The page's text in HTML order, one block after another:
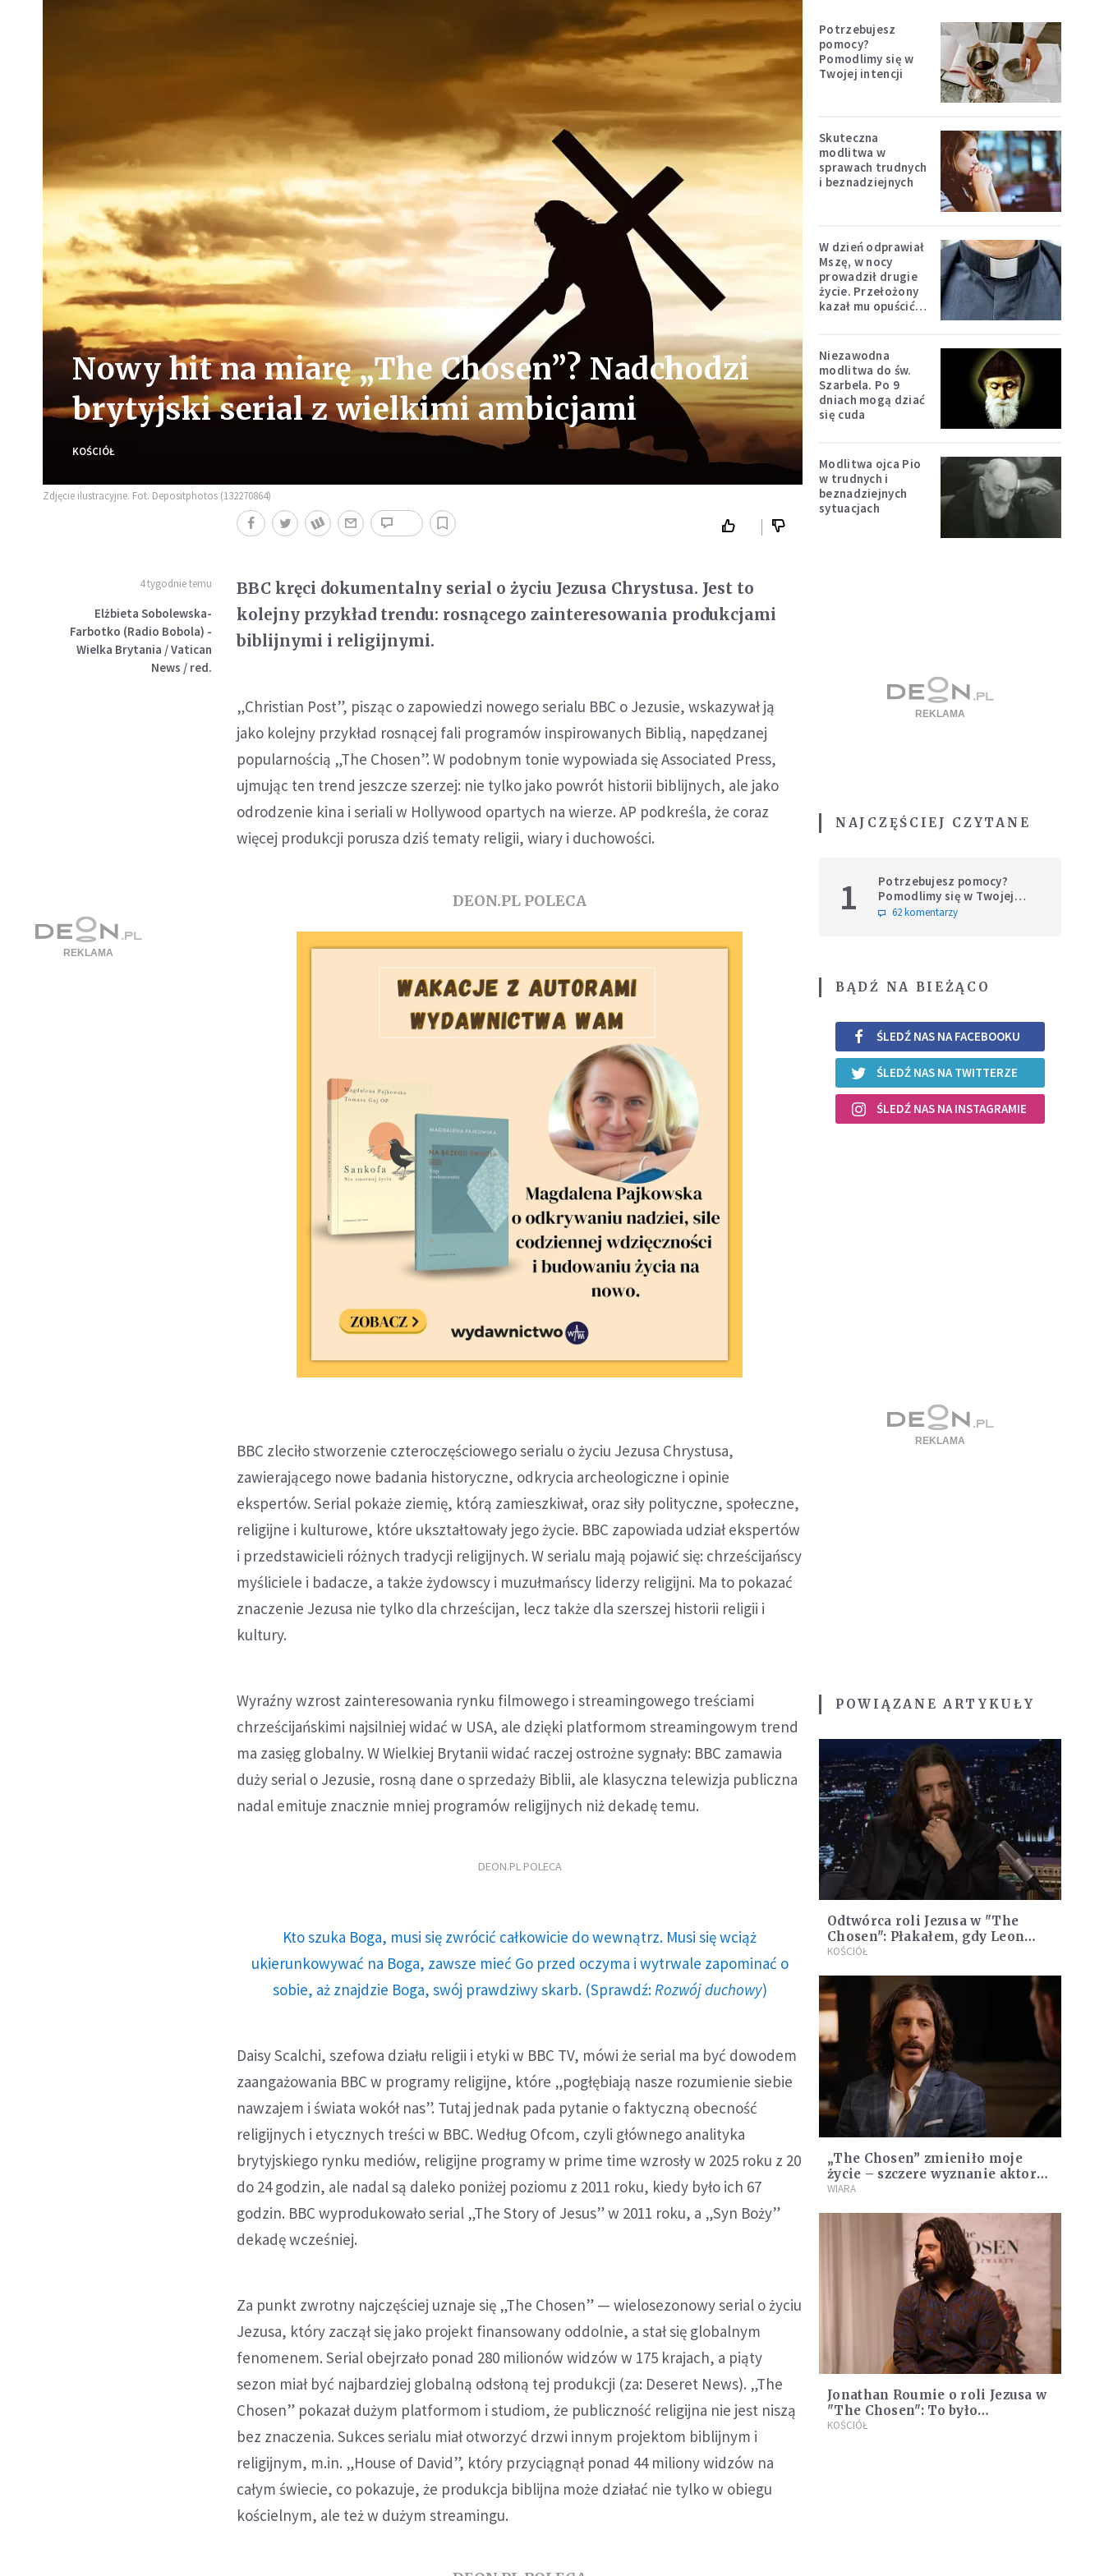
Nowy hit na miarę „The Chosen”? Nadchodzi
brytyjski serial z wielkimi ambicjami
KOŚCIÓŁ
Zdjęcie ilustracyjne. Fot. Depositphotos (132270864)
4 tygodnie temu
Elżbieta Sobolewska-
Farbotko (Radio Bobola) -
Wielka Brytania / Vatican
News / red.
BBC kręci dokumentalny serial o życiu Jezusa Chrystusa. Jest to
kolejny przykład trendu: rosnącego zainteresowania produkcjami
biblijnymi i religijnymi.
„Christian Post”, pisząc o zapowiedzi nowego serialu BBC o Jezusie, wskazywał ją
jako kolejny przykład rosnącej fali programów inspirowanych Biblią, napędzanej
popularnością „The Chosen”. W podobnym tonie wypowiada się Associated Press,
ujmując ten trend jeszcze szerzej: nie tylko jako powrót historii biblijnych, ale jako
odrodzenie kina i seriali w Hollywood opartych na wierze. AP podkreśla, że coraz
więcej produkcji porusza dziś tematy religii, wiary i duchowości.
DEON.PL POLECA
BBC zleciło stworzenie czteroczęściowego serialu o życiu Jezusa Chrystusa,
zawierającego nowe badania historyczne, odkrycia archeologiczne i opinie
ekspertów. Serial pokaże ziemię, którą zamieszkiwał, oraz siły polityczne, społeczne,
religijne i kulturowe, które ukształtowały jego życie. BBC zapowiada udział ekspertów
i przedstawicieli różnych tradycji religijnych. W serialu mają pojawić się: chrześcijańscy
myśliciele i badacze, a także żydowscy i muzułmańscy liderzy religijni. Ma to pokazać
znaczenie Jezusa nie tylko dla chrześcijan, lecz także dla szerszej historii religii i
kultury.
Wyraźny wzrost zainteresowania rynku filmowego i streamingowego treściami
chrześcijańskimi najsilniej widać w USA, ale dzięki platformom streamingowym trend
ma zasięg globalny. W Wielkiej Brytanii widać raczej ostrożne sygnały: BBC zamawia
duży serial o Jezusie, rosną dane o sprzedaży Biblii, ale klasyczna telewizja publiczna
nadal emituje znacznie mniej programów religijnych niż dekadę temu.
DEON.PL POLECA
Kto szuka Boga, musi się zwrócić całkowicie do wewnątrz. Musi się wciąż
ukierunkowywać na Boga, zawsze mieć Go przed oczyma i wytrwale zapominać o
sobie, aż znajdzie Boga, swój prawdziwy skarb. (Sprawdź: Rozwój duchowy)
Daisy Scalchi, szefowa działu religii i etyki w BBC TV, mówi że serial ma być dowodem
zaangażowania BBC w programy religijne, które „pogłębiają nasze rozumienie siebie
nawzajem i świata wokół nas”. Tutaj jednak pada pytanie o faktyczną obecność
religijnych i etycznych treści w BBC. Według Ofcom, czyli głównego analityka
brytyjskiego rynku mediów, religijne programy w prime time wzrosły w 2025 roku z 20
do 24 godzin, ale nadal są daleko poniżej poziomu z 2011 roku, kiedy było ich 67
godzin. BBC wyprodukowało serial „The Story of Jesus” w 2011 roku, a „Syn Boży”
dekadę wcześniej.
Za punkt zwrotny najczęściej uznaje się „The Chosen” — wielosezonowy serial o życiu
Jezusa, który zaczął się jako projekt finansowany oddolnie, a stał się globalnym
fenomenem. Serial obejrzało ponad 280 milionów widzów w 175 krajach, a piąty
sezon miał być najbardziej globalną odsłoną tej produkcji (za: Deseret News). „The
Chosen” pokazał dużym platformom i studiom, że publiczność religijna nie jest niszą
bez znaczenia. Sukces serialu miał otworzyć drzwi innym projektom biblijnym i
religijnym, m.in. „House of David”, który przyciągnął ponad 44 miliony widzów na
całym świecie, co pokazuje, że produkcja biblijna może działać nie tylko w obiegu
kościelnym, ale też w dużym streamingu.
Potrzebujesz
pomocy?
Pomodlimy się w
Twojej intencji
Skuteczna
modlitwa w
sprawach trudnych
i beznadziejnych
W dzień odprawiał
Mszę, w nocy
prowadził drugie
życie. Przełożony
kazał mu opuścić
Niezawodna
modlitwa do św.
Szarbela. Po 9
dniach mogą dziać
się cuda
Modlitwa ojca Pio
w trudnych i
beznadziejnych
sytuacjach
NAJCZĘŚCIEJ CZYTANE
1
Potrzebujesz pomocy?
Pomodlimy się w Twojej
intencji
62 komentarzy
BĄDŹ NA BIEŻĄCO
ŚLEDŹ NAS NA FACEBOOKU
ŚLEDŹ NAS NA TWITTERZE
ŚLEDŹ NAS NA INSTAGRAMIE
POWIĄZANE ARTYKUŁY
Odtwórca roli Jezusa w "The
Chosen": Płakałem, gdy Leon
XIV został wybrany papieżem.
KOŚCIÓŁ
„The Chosen” zmieniło moje
życie – szczere wyznanie aktora
grającego Jezusa
WIARA
Jonathan Roumie o roli Jezusa w
"The Chosen": To było
najtrudniejsze doświadczenie w
KOŚCIÓŁ